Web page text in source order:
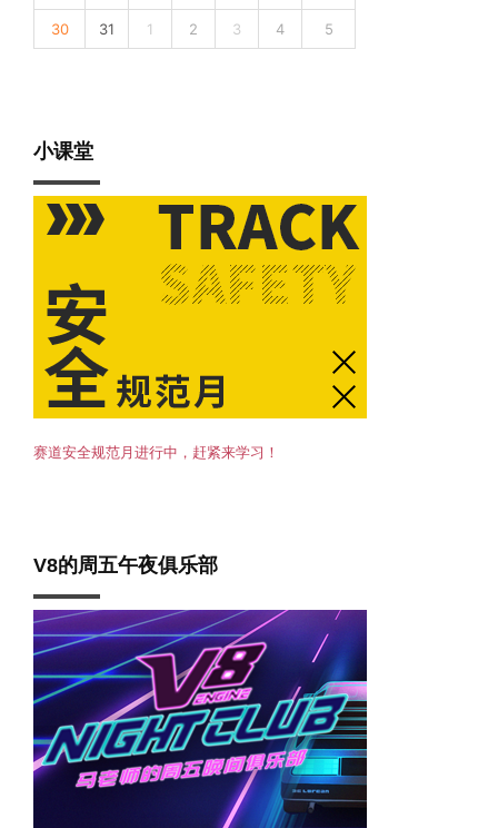
30 31 1 2 3 4 5
小课堂
赛道安全规范月进行中，赶紧来学习！
V8的周五午夜俱乐部